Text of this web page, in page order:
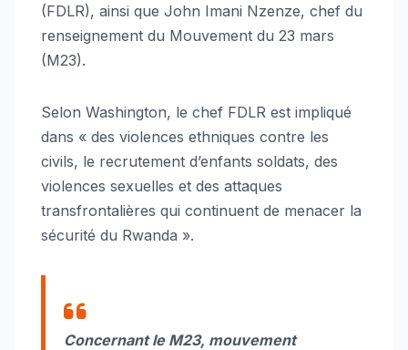
(FDLR), ainsi que John Imani Nzenze, chef du
renseignement du Mouvement du 23 mars
(M23).
Selon Washington, le chef FDLR est impliqué
dans « des violences ethniques contre les
civils, le recrutement d’enfants soldats, des
violences sexuelles et des attaques
transfrontalières qui continuent de menacer la
sécurité du Rwanda ».
Concernant le M23, mouvement